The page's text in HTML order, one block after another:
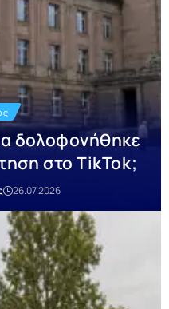
δολοφονήθηκε
στο TikTok;
26.07.2026